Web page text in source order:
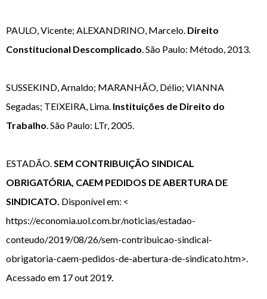
PAULO, Vicente; ALEXANDRINO, Marcelo. Direito
Constitucional Descomplicado. São Paulo: Método, 2013.
SUSSEKIND, Arnaldo; MARANHÃO, Délio; VIANNA
Segadas; TEIXEIRA, Lima. Instituições de Direito do
Trabalho. São Paulo: LTr, 2005.
ESTADÃO.SEM CONTRIBUIÇÃO SINDICAL
OBRIGATÓRIA, CAEM PEDIDOS DE ABERTURA DE
SINDICATO. Disponível em: <
https://economia.uol.com.br/noticias/estadao-
conteudo/2019/08/26/sem-contribuicao-sindical-
obrigatoria-caem-pedidos-de-abertura-de-sindicato.htm>.
Acessado em 17 out 2019.